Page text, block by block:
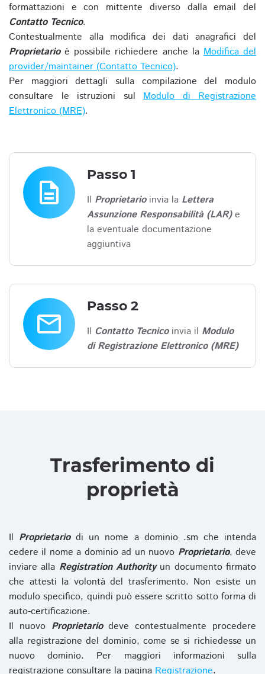
formattazioni e con mittente diverso dalla email del
Contatto Tecnico.
Contestualmente alla modifica dei dati anagrafici del
Proprietarioè possibile richiedere anche laModifica del
provider/maintainer (Contatto Tecnico).
Per maggiori dettagli sulla compilazione del modulo
consultare le istruzioni sul Modulo di Registrazione
Elettronico (MRE).
description
Passo 1
Il Proprietarioinvia la Lettera
Assunzione Responsabilità (LAR)e
la eventuale documentazione
aggiuntiva
email
Passo 2
Il Contatto Tecnicoinvia il Modulo
di Registrazione Elettronico (MRE)
Trasferimento di
proprietà
Il Proprietariodi un nome a dominio .sm che intenda
cedere il nome a dominio ad un nuovo Proprietario, deve
inviare alla Registration Authorityun documento firmato
che attesti la volontà del trasferimento. Non esiste un
modulo specifico, quindi può essere scritto sotto forma di
auto-certificazione.
Il nuovo Proprietariodeve contestualmente procedere
alla registrazione del dominio, come se si richiedesse un
nuovo dominio. Per maggiori informazioni sulla
registrazione consultare la pagina Registrazione.